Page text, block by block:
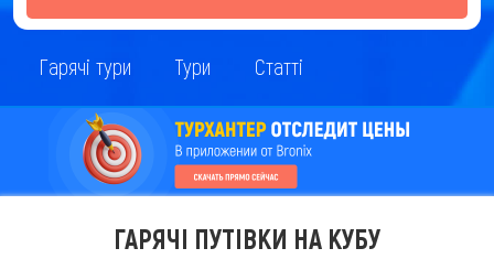
Гарячі тури Тури Статті
ГАРЯЧІ ПУТІВКИ НА КУБУ